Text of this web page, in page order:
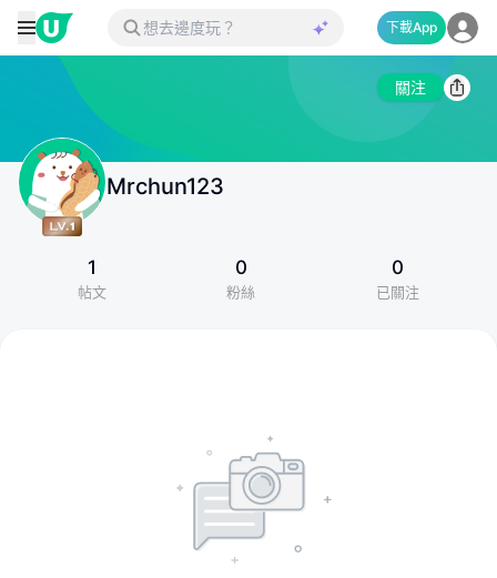
下載App
關注
Mrchun123
1
帖文
0
粉絲
0
已關注